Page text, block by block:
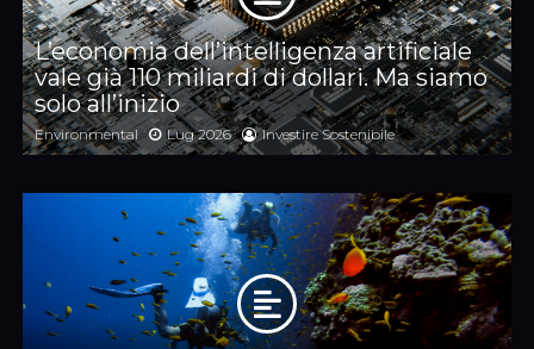
L’economia dell’intelligenza artificiale
vale già 110 miliardi di dollari. Ma siamo
solo all’inizio
Environmental Lug 2026 Investire Sostenibile